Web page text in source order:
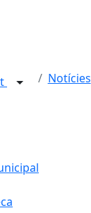
Notícies